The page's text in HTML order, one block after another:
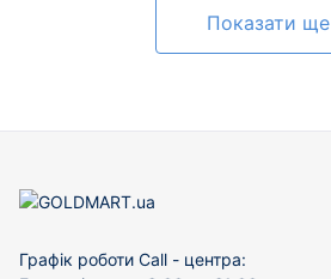
Показати ще
Графік роботи Call - центра: